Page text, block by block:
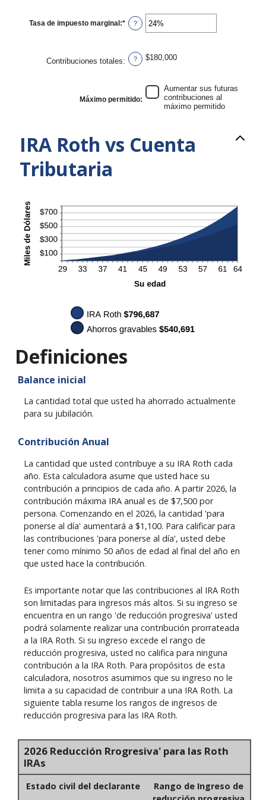
0%
y
Tasa de impuesto marginal:* Ingresa
un
0%
y
?
Contribuciones totales: ? $180,000
Máximo permitido:
Aumentar sus futuras
contribuciones al
máximo permitido
IRA Roth vs Cuenta
Tributaria
Definiciones
Balance inicial
La cantidad total que usted ha ahorrado actualmente
para su jubilación.
Contribución Anual
La cantidad que usted contribuye a su IRA Roth cada
año. Esta calculadora asume que usted hace su
contribución a principios de cada año. A partir 2026, la
contribución máxima IRA anual es de $7,500 por
persona. Comenzando en el 2026, la cantidad 'para
ponerse al día' aumentará a $1,100. Para calificar para
las contribuciones 'para ponerse al día', usted debe
tener como mínimo 50 años de edad al final del año en
que usted hace la contribución.
Es importante notar que las contribuciones al IRA Roth
son limitadas para ingresos más altos. Si su ingreso se
encuentra en un rango 'de reducción progresiva' usted
podrá solamente realizar una contribución prorrateada
a la IRA Roth. Si su ingreso excede el rango de
reducción progresiva, usted no califica para ninguna
contribución a la IRA Roth. Para propósitos de esta
calculadora, nosotros asumimos que su ingreso no le
limita a su capacidad de contribuir a una IRA Roth. La
siguiente tabla resume los rangos de ingresos de
reducción progresiva para las IRA Roth.
2026 Reducción Rrogresiva' para las Roth
IRAs
Estado civil del declarante
Rango de Ingreso de